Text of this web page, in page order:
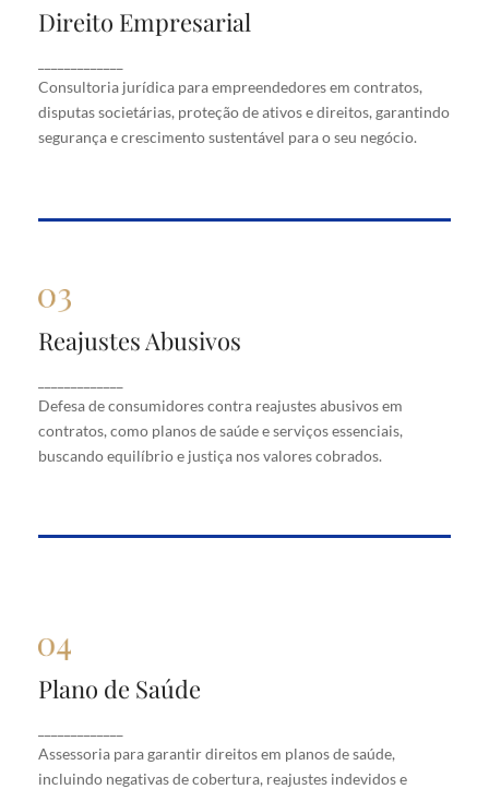
Direito Empresarial
Consultoria jurídica para empreendedores em contratos,
disputas societárias, proteção de ativos e direitos, garantindo
segurança e crescimento sustentável para o seu negócio.
Direito Empresarial
contratos, disputas societárias, proteção de ativos
e direitos, garantindo segurança e crescimento
sustentável para o seu negócio.
Reajustes Abusivos
Defesa de consumidores contra reajustes abusivos em
contratos, como planos de saúde e serviços essenciais,
buscando equilíbrio e justiça nos valores cobrados.
Reajustes Abusivos
em contratos, como planos de saúde e serviços
essenciais, buscando equilíbrio e justiça nos valores
cobrados.
Plano de Saúde
Assessoria para garantir direitos em planos de saúde,
incluindo negativas de cobertura, reajustes indevidos e
Plano de Saúde
saúde, incluindo negativas de cobertura, reajustes
indevidos e acesso a tratamentos essenciais para a
saúde.